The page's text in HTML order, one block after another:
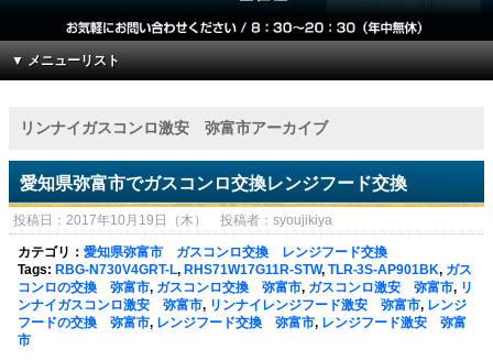
▼ メニューリスト
リンナイガスコンロ激安 弥富市アーカイブ
愛知県弥富市でガスコンロ交換レンジフード交換
投稿日：2017年10月19日（木） 投稿者：syoujikiya
カテゴリ： 愛知県弥富市 ガスコンロ交換 レンジフード交換
Tags: RBG-N730V4GRT-L, RHS71W17G11R-STW, TLR-3S-AP901BK, ガス
コンロの交換 弥富市, ガスコンロ交換 弥富市, ガスコンロ激安 弥富市, リ
ンナイガスコンロ激安 弥富市, リンナイレンジフード激安 弥富市, レンジ
フードの交換 弥富市, レンジフード交換 弥富市, レンジフード激安 弥富
市